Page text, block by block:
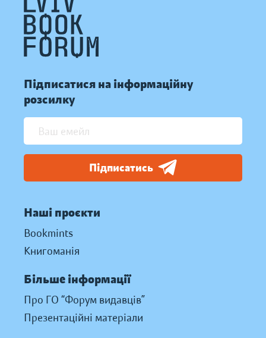
Підписатися на інформаційну
розсилку
Підписатись
Наші проєкти
Bookmints
Книгоманія
Більше інформації
Про ГО “Форум видавців”
Презентаційні матеріали